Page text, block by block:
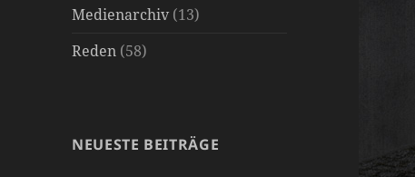
Medienarchiv (13)
Reden (58)
NEUESTE BEITRÄGE